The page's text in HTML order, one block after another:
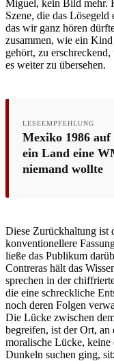
Miguel, kein Bild mehr.
Szene, die das
das wir ganz hören
zusammen, wie ein
gehört, zu
es weiter zu übersehen.
LESEEMPFEHLUNG
Mexiko 1986
ein Land eine
niemand wollte
Diese Zurückhaltung ist
konventionellere
ließe das Publikum
Contreras hält das
sprechen in der
die eine schreckliche
noch deren Folgen
Die Lücke zwischen
begreifen, ist der Ort,
moralische Lücke, keine
Dunkeln suchen ging,